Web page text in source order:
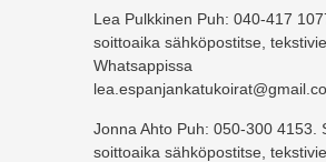
Lea Pulkkinen Puh: 040-417
soittoaika sähköpostitse,
Whatsappissa
Jonna Ahto Puh: 050-300 4153.
soittoaika sähköpostitse,